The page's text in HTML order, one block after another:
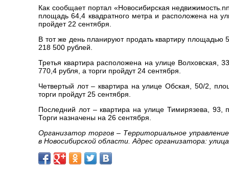
Как сообщает портал «Новосибирская
площадь 64,4 квадратного метра и расположена на
пройдет 22 сентября.
В тот же день планируют продать квартиру площадью
218 500 рублей.
Третья квартира расположена на улице Волховская,
770,4 рубля, а торги пройдут 24 сентября.
Четвертый лот – квартира на улице Обская, 50/2,
торги пройдут 25 сентября.
Последний лот – квартира на улице Тимирязева,
Торги назначены на 26 сентября.
Организатор торгов – Территориальное
в Новосибирской области. Адрес организатора: